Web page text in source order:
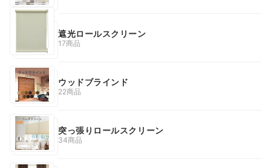
遮光ロールスクリーン
17商品
ウッドブラインド
22商品
突っ張りロールスクリーン
34商品